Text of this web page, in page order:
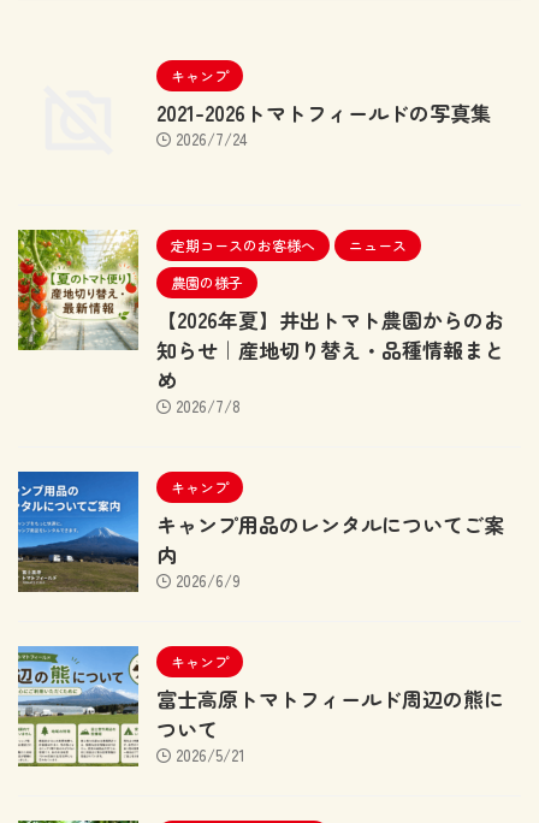
キャンプ
2021-2026トマトフィールドの写真集
2026/7/24
定期コースのお客様へ
ニュース
農園の様子
【2026年夏】井出トマト農園からのお
知らせ｜産地切り替え・品種情報まと
め
2026/7/8
キャンプ
キャンプ用品のレンタルについてご案
内
2026/6/9
キャンプ
富士高原トマトフィールド周辺の熊に
ついて
2026/5/21